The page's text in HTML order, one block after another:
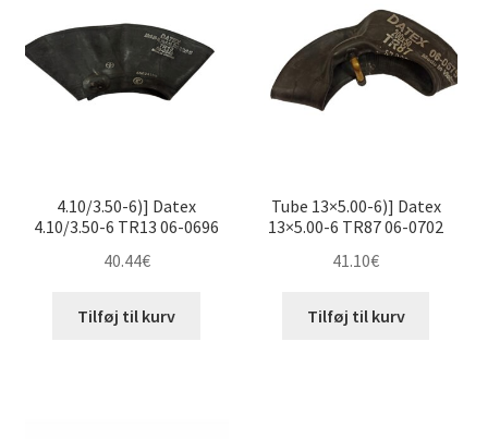
8″ slanger
9″ slanger
12″ slanger
13″ slanger
15″ slanger
høj
4.10/3.50-6)] Datex
4.10/3.50-6 TR13 06-0696
40.44€
Tilføj til kurv
Tube 13×5.00-6)] Datex
13×5.00-6 TR87 06-0702
41.10€
Tilføj til kurv